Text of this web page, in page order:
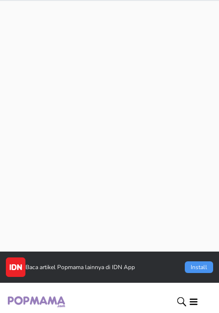
Baca artikel Popmama lainnya di IDN App Install